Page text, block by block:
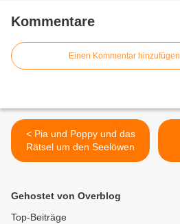
Kommentare
Einen Kommentar hinzufügen
< Pia und Poppy und das
Rätsel um den Seelöwen
Gehostet von Overblog
Top-Beiträge